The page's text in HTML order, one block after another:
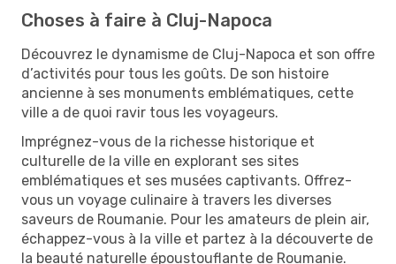
Choses à faire à Cluj-Napoca
Découvrez le dynamisme de Cluj-Napoca et son offre
d’activités pour tous les goûts. De son histoire
ancienne à ses monuments emblématiques, cette
ville a de quoi ravir tous les voyageurs.
Imprégnez-vous de la richesse historique et
culturelle de la ville en explorant ses sites
emblématiques et ses musées captivants. Offrez-
vous un voyage culinaire à travers les diverses
saveurs de Roumanie. Pour les amateurs de plein air,
échappez-vous à la ville et partez à la découverte de
la beauté naturelle époustouflante de Roumanie.